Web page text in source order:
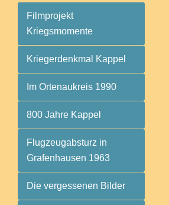
Filmprojekt
Kriegsmomente
Kriegerdenkmal Kappel
Im Ortenaukreis 1990
800 Jahre Kappel
Flugzeugabsturz in
Grafenhausen 1963
Die vergessenen Bilder